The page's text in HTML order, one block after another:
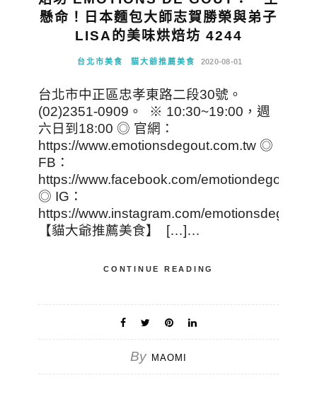
懸命！日本麵包大師志賀勝榮與弟子
LISA的美味烘焙坊 4244
台北市美食 貓大爺推薦美食 2020-08-01
台北市中正區忠孝東路二段30號。
(02)2351-0909。 ※ 10:30~19:00，週
六日到18:00 ◎ 官網：
https://www.emotionsdegout.com.tw ◎
FB：
https://www.facebook.com/emotiondegout
◎ IG：
https://www.instagram.com/
【貓大爺推薦美食】 […]…
CONTINUE READING
By MAOMI